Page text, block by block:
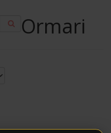
Ormari